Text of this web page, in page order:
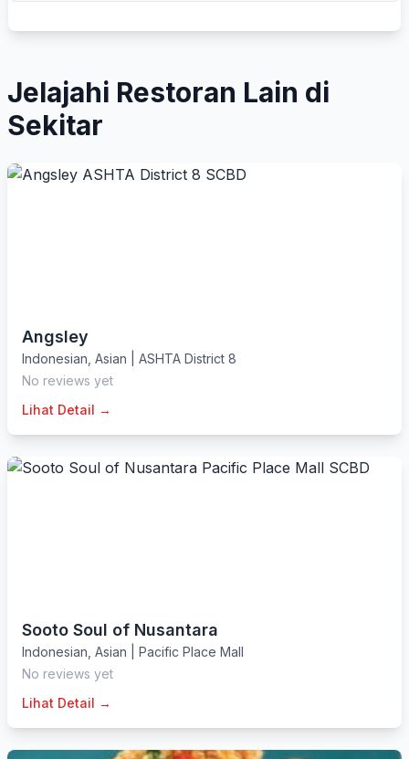
Jelajahi Restoran Lain di
Sekitar
Angsley
Indonesian Asian
ASHTA District 8
No reviews yet
Lihat Detail →
Sooto Soul of Nusantara
Indonesian Asian
Pacific Place Mall
No reviews yet
Lihat Detail →